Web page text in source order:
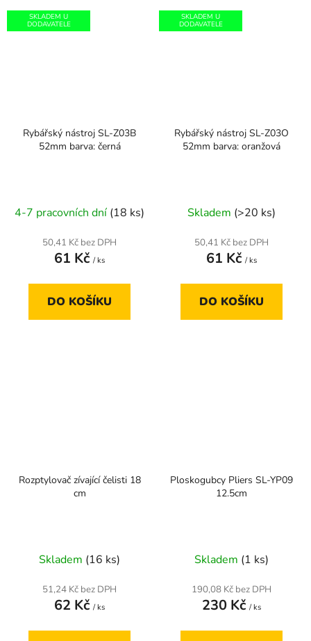
SKLADEM U
DODAVATELE
Rybářský nástroj SL-Z03B
52mm barva: černá
4-7 pracovních dní (18 ks)
50,41 Kč bez DPH
61 Kč / ks
DO KOŠÍKU
SKLADEM U
DODAVATELE
Rybářský nástroj SL-Z03O
52mm barva: oranžová
Skladem (>20 ks)
50,41 Kč bez DPH
61 Kč / ks
DO KOŠÍKU
Rozptylovač zívající čelisti 18
cm
Skladem (16 ks)
51,24 Kč bez DPH
62 Kč / ks
Ploskogubcy Pliers SL-YP09
12.5cm
Skladem (1 ks)
190,08 Kč bez DPH
230 Kč / ks